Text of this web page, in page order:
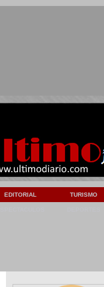
EDITORIAL TURISMO